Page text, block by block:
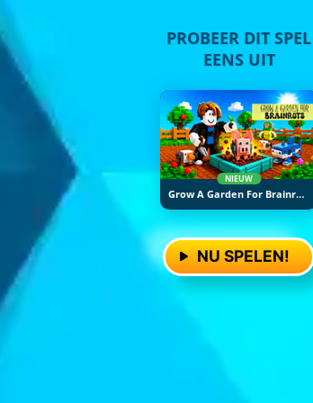
PROBEER DIT SPEL
EENS UIT
NIEUW
Grow A Garden For Brainrots
NU SPELEN!